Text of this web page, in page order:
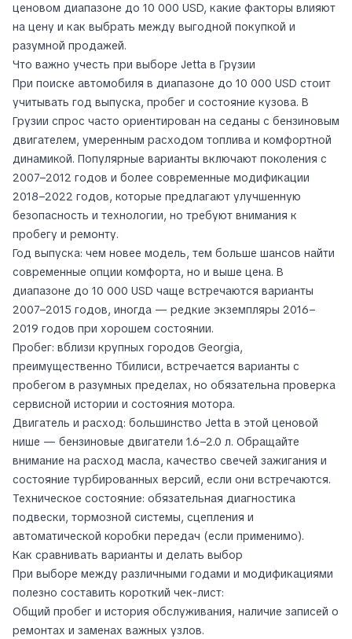
ценовом диапазоне до 10 000 USD, какие факторы влияют
на цену и как выбрать между выгодной покупкой и
разумной продажей.
Что важно учесть при выборе Jetta в Грузии
При поиске автомобиля в диапазоне до 10 000 USD стоит
учитывать год выпуска, пробег и состояние кузова. В
Грузии спрос часто ориентирован на седаны с бензиновым
двигателем, умеренным расходом топлива и комфортной
динамикой. Популярные варианты включают поколения с
2007–2012 годов и более современные модификации
2018–2022 годов, которые предлагают улучшенную
безопасность и технологии, но требуют внимания к
пробегу и ремонту.
Год выпуска: чем новее модель, тем больше шансов найти
современные опции комфорта, но и выше цена. В
диапазоне до 10 000 USD чаще встречаются варианты
2007–2015 годов, иногда — редкие экземпляры 2016–
2019 годов при хорошем состоянии.
Пробег: вблизи крупных городов Georgia,
преимущественно Тбилиси, встречается варианты с
пробегом в разумных пределах, но обязательна проверка
сервисной истории и состояния мотора.
Двигатель и расход: большинство Jetta в этой ценовой
нише — бензиновые двигатели 1.6–2.0 л. Обращайте
внимание на расход масла, качество свечей зажигания и
состояние турбированных версий, если они встречаются.
Техническое состояние: обязательная диагностика
подвески, тормозной системы, сцепления и
автоматической коробки передач (если применимо).
Как сравнивать варианты и делать выбор
При выборе между различными годами и модификациями
полезно составить короткий чек-лист:
Общий пробег и история обслуживания, наличие записей о
ремонтах и заменах важных узлов.